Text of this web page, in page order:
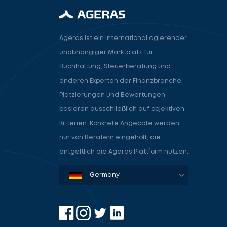
Ageras ist ein international agierender,
unabhängiger Marktplatz für
Buchhaltung, Steuerberatung und
anderen Experten der Finanzbranche.
Platzierungen und Bewertungen
basieren ausschließlich auf objektiven
Kriterien. Konkrete Angebote werden
nur von Beratern eingeholt, die
entgeltlich die Ageras Plattform nutzen.
Denmark
Sweden
Norway
Netherlands
Germany
USA